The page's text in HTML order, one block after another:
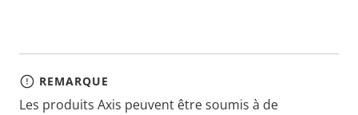
REMARQUE
Les produits Axis peuvent être soumis à de